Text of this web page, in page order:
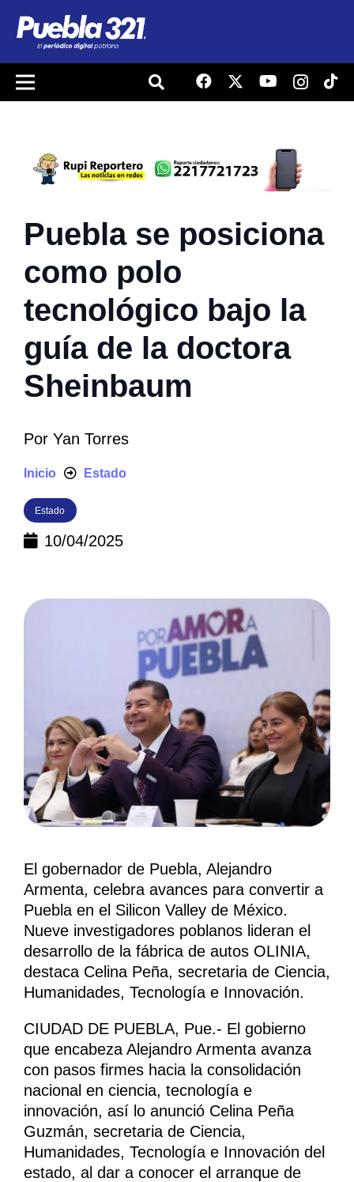
Puebla se posiciona
como polo
tecnológico bajo la
guía de la doctora
Sheinbaum
Por Yan Torres
Inicio Estado
Estado
10/04/2025
El gobernador de Puebla, Alejandro
Armenta, celebra avances para convertir a
Puebla en el Silicon Valley de México.
Nueve investigadores poblanos lideran el
desarrollo de la fábrica de autos OLINIA,
destaca Celina Peña, secretaria de Ciencia,
Humanidades, Tecnología e Innovación.
CIUDAD DE PUEBLA, Pue.- El gobierno
que encabeza Alejandro Armenta avanza
con pasos firmes hacia la consolidación
nacional en ciencia, tecnología e
innovación, así lo anunció Celina Peña
Guzmán, secretaria de Ciencia,
Humanidades, Tecnología e Innovación del
estado, al dar a conocer el arranque de